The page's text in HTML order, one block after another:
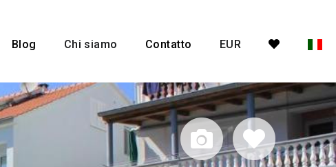
Blog Chi siamo Contatto EUR